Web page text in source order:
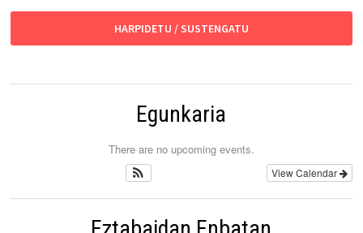
HARPIDETU / SUSTENGATU
Egunkaria
There are no upcoming events.
View Calendar